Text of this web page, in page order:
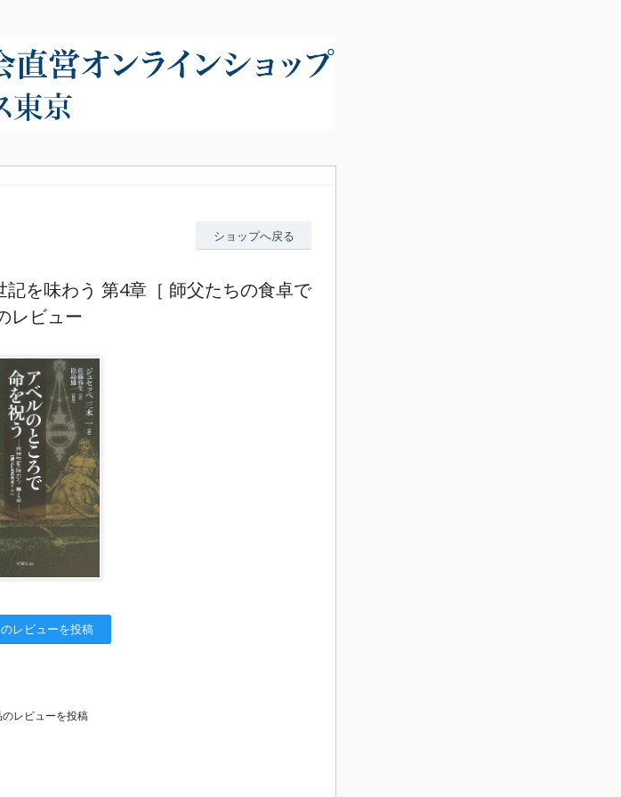
ショップへ戻る
を味わう 第4章［ 師父たちの食卓で
レビュー
レビューを投稿
のレビューを投稿